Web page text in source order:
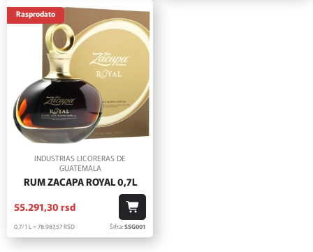
Rasprodato
INDUSTRIAS LICORERAS DE
GUATEMALA
RUM ZACAPA ROYAL 0,7L
55.291,30 rsd
0.7/1 L = 78.987,57RSD Šifra:SSG001